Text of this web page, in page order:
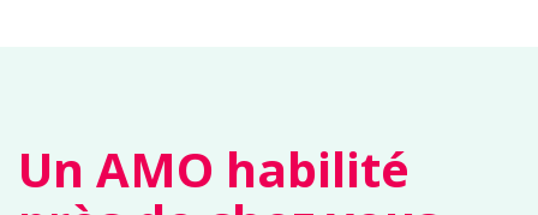
Un AMO habilité